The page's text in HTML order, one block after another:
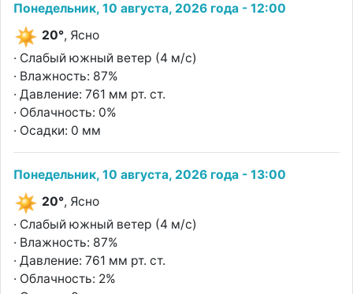
Понедельник, 10 августа, 2026 года - 12:00
20°, Ясно
· Слабый южный ветер (4 м/с)
· Влажность: 87%
· Давление: 761 мм рт. ст.
· Облачность: 0%
· Осадки: 0 мм
Понедельник, 10 августа, 2026 года - 13:00
20°, Ясно
· Слабый южный ветер (4 м/с)
· Влажность: 87%
· Давление: 761 мм рт. ст.
· Облачность: 2%